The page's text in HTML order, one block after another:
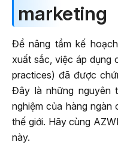
marketing
Để nâng tầm kế
xuất sắc, việc áp dụng
practices) đã được
Đây là những nguyên
nghiệm của hàng
thế giới. Hãy cùng
này.